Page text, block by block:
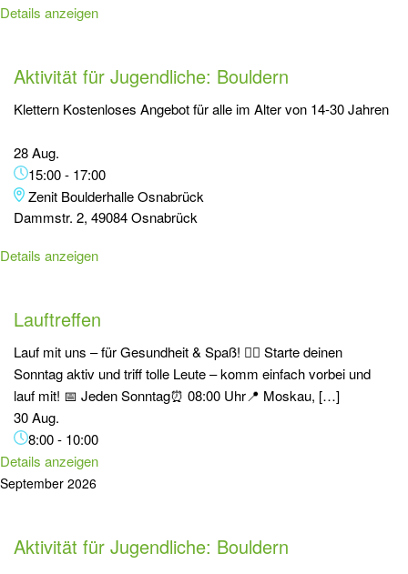
Details anzeigen
Aktivität für Jugendliche: Bouldern
Klettern Kostenloses Angebot für alle im Alter von 14-30 Jahren
28 Aug.
15:00- 17:00
Zenit Boulderhalle Osnabrück
Dammstr. 2, 49084 Osnabrück
Details anzeigen
Lauftreffen
Lauf mit uns – für Gesundheit & Spaß! 🏃‍♂️ Starte deinen
Sonntag aktiv und triff tolle Leute – komm einfach vorbei und
lauf mit! 📅 Jeden Sonntag⏰ 08:00 Uhr📍 Moskau, […]
30 Aug.
8:00- 10:00
Details anzeigen
September 2026
Aktivität für Jugendliche: Bouldern